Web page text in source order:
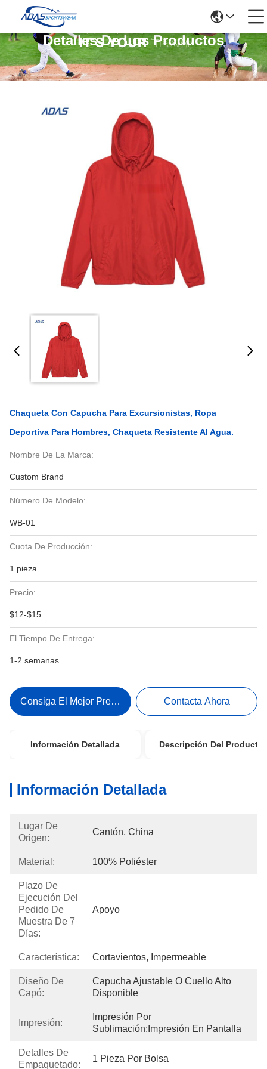
Detalles De Los Productos
Chaqueta Con Capucha Para Excursionistas, Ropa
Deportiva Para Hombres, Chaqueta Resistente Al Agua.
Nombre De La Marca:
Custom Brand
Número De Modelo:
WB-01
Cuota De Producción:
1 pieza
Precio:
$12-$15
El Tiempo De Entrega:
1-2 semanas
Consiga El Mejor Precio Contacta Ahora
Información Detallada Descripción Del Producto
Información Detallada
Lugar De
Origen:
Cantón, China
Material: 100% Poliéster
Plazo De
Ejecución Del
Pedido De
Muestra De 7
Días:
Apoyo
Característica: Cortavientos, Impermeable
Diseño De
Capó:
Capucha Ajustable O Cuello Alto
Disponible
Impresión:
Impresión Por
Sublimación;impresión En Pantalla
Detalles De
Empaquetado:
1 Pieza Por Bolsa